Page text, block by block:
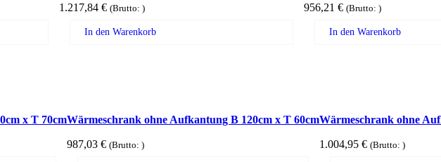
1.217,84 € (Brutto: )
In den Warenkorb
956,21 € (Brutto: )
In den Warenkorb
x T 70cmWärmeschrank ohne Aufkantung B 120cm x T 60cm
987,03 € (Brutto: )
Wärmeschrank ohne
1.004,95 € (Brutto: )